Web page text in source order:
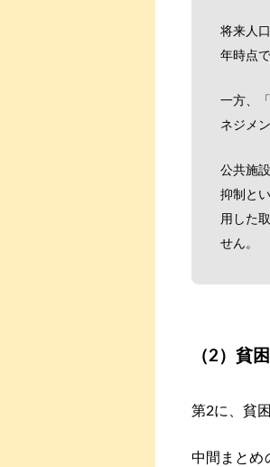
将来人
年時点
一方、
ネジメ
公共施
抑制と
用した
せん。
（2）貧
第2に、貧
中間まとめ